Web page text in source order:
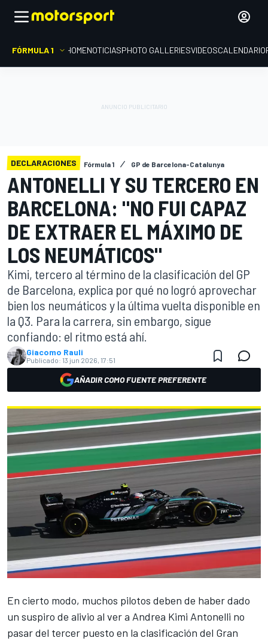
FÓRMULA 1 HOMENOTICIASPHOTO GALLERIESVIDEOSCALENDARIO
DECLARACIONES Fórmula 1 GP de Barcelona-Catalunya
ANTONELLI Y SU TERCERO EN
BARCELONA: "NO FUI CAPAZ
DE EXTRAER EL MÁXIMO DE
LOS NEUMÁTICOS"
Kimi, tercero al término de la clasificación del GP
de Barcelona, explica por qué no logró aprovechar
bien los neumáticos y la última vuelta disponible en
la Q3. Para la carrera, sin embargo, sigue
confiando: el ritmo está ahí.
Giacomo Rauli
Publicado: 13 jun 2026, 17:51
AÑADIR COMO FUENTE PREFERENTE
En cierto modo, muchos pilotos deben de haber dado
un suspiro de alivio al ver a Andrea Kimi Antonelli no
pasar del tercer puesto en la clasificación del Gran